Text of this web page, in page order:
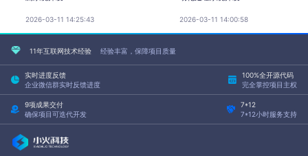
2026-03-11 14:25:43 2026-03-11 14:00:58
11年互联网技术经验 经验丰富，保障项目质量
实时进度反馈
企业微信群实时反馈进度
100%全开源代码
完全掌控项目主权
9项成果交付
确保项目可迭代开发
7*12
7*12小时服务支持